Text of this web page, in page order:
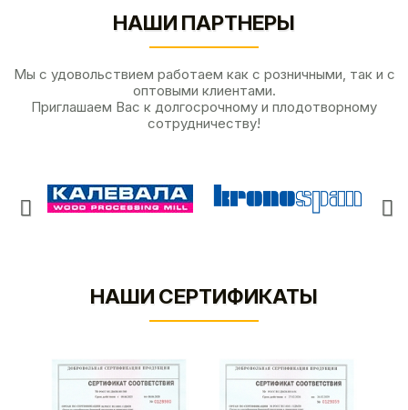
НАШИ ПАРТНЕРЫ
Мы с удовольствием работаем как с розничными, так и с
оптовыми клиентами.
Приглашаем Вас к долгосрочному и плодотворному
сотрудничеству!
НАШИ СЕРТИФИКАТЫ